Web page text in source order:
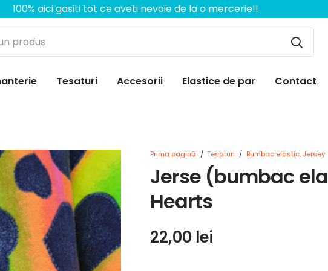
100% aici gasiti tot ce aveti nevoie de la o mercerie!!
Tesaturi Accesorii Elastice de par Contact
Prima pagină / Tesaturi / Bumbac elastic, Jersey
Jerse (bumbac
Hearts
22,00 lei